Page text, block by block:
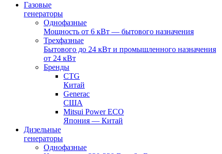
Газовые
генераторы
Однофазные
Мощность от 6 кВт — бытового назначения
Трехфазные
Бытового до 24 кВт и промышленного назначения
от 24 кВт
Бренды
CTG
Китай
Generac
США
Mitsui Power ECO
Япония — Китай
Дизельные
генераторы
Однофазные